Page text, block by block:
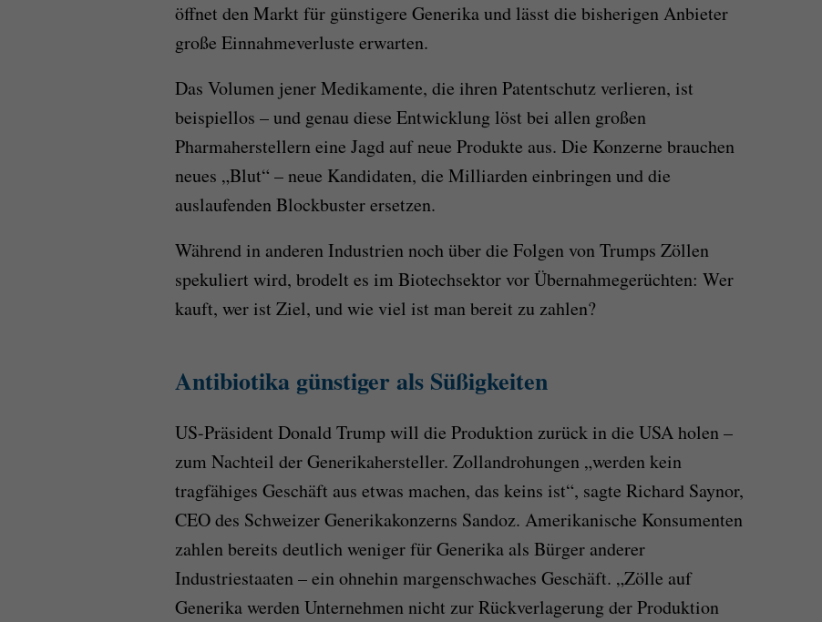
öffnet den Markt für günstigere Generika und lässt die bisherigen Anbieter
große Einnahmeverluste erwarten.
Das Volumen jener Medikamente, die ihren Patentschutz verlieren, ist
beispiellos – und genau diese Entwicklung löst bei allen großen
Pharmaherstellern eine Jagd auf neue Produkte aus. Die Konzerne brauchen
neues „Blut“ – neue Kandidaten, die Milliarden einbringen und die
auslaufenden Blockbuster ersetzen.
Während in anderen Industrien noch über die Folgen von Trumps Zöllen
spekuliert wird, brodelt es im Biotechsektor vor Übernahmegerüchten: Wer
kauft, wer ist Ziel, und wie viel ist man bereit zu zahlen?
Antibiotika günstiger als Süßigkeiten
US-Präsident Donald Trump will die Produktion zurück in die USA holen –
zum Nachteil der Generikahersteller. Zollandrohungen „werden kein
tragfähiges Geschäft aus etwas machen, das keins ist“, sagte Richard Saynor,
CEO des Schweizer Generikakonzerns Sandoz. Amerikanische Konsumenten
zahlen bereits deutlich weniger für Generika als Bürger anderer
Industriestaaten – ein ohnehin margenschwaches Geschäft. „Zölle auf
Generika werden Unternehmen nicht zur Rückverlagerung der Produktion